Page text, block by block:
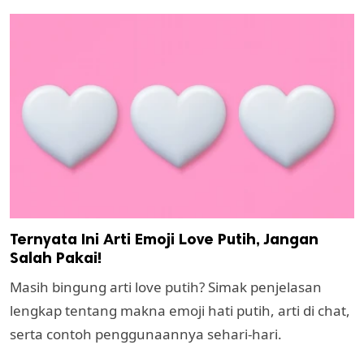
Ternyata Ini Arti Emoji Love Putih, Jangan
Salah Pakai!
Masih bingung arti love putih? Simak penjelasan
lengkap tentang makna emoji hati putih, arti di chat,
serta contoh penggunaannya sehari-hari.